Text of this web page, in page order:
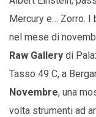
Mercury e… Zorro. I
nel mese di
Raw Gallery di
Tasso 49 C, a
Novembre, una
volta strumenti ad